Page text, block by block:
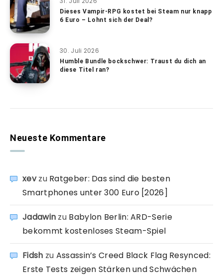
Dieses Vampir-RPG kostet bei Steam nur knapp
6 Euro – Lohnt sich der Deal?
30. Juli 2026
Humble Bundle bockschwer: Traust du dich an
diese Titel ran?
Neueste Kommentare
xevzu Ratgeber: Das sind die besten
Smartphones unter 300 Euro [2026]
Jadawin zu Babylon Berlin: ARD-Serie
bekommt kostenloses Steam-Spiel
Fidsh zu Assassin’s Creed Black Flag Resynced:
Erste Tests zeigen Stärken und Schwächen